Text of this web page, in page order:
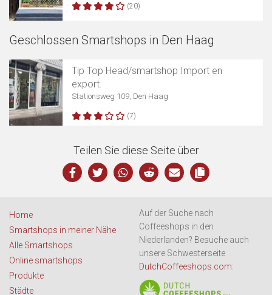
(20)
Geschlossen Smartshops in Den Haag
Tip Top Head/smartshop Import en
export.
Stationsweg 109, Den Haag
(7)
Teilen Sie diese Seite über
Home
Smartshops in meiner Nähe
Alle Smartshops
Online smartshops
Produkte
Städte
Auf der Suche nach
Coffeeshops in den
Niederlanden? Besuche auch
unsere Schwesterseite
DutchCoffeeshops.com: